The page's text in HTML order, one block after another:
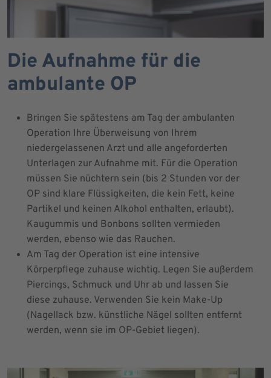
Die Aufnahme für die
ambulante OP
Bringen Sie spätestens am Tag der ambulanten
Operation Ihre Überweisung von Ihrem
niedergelassenen Arzt und alle angeforderten
Unterlagen zur Aufnahme mit. Für die Operation
müssen Sie nüchtern sein (bis 2 Stunden vor der
OP sind klare Flüssigkeiten, die kein Fett, keine
Partikel und keinen Alkohol enthalten, erlaubt).
Kaugummis und Bonbons sollten vermieden
werden, ebenso wie das Rauchen.
Am Tag der Operation ist eine intensive
Körperpflege zuhause wichtig. Legen Sie außerdem
Piercings, Schmuck und Uhr ab und lassen Sie
diese zuhause. Verwenden Sie kein Make-Up
(Nagellack bzw. künstliche Nägel sollten entfernt
werden, wenn sie im OP-Gebiet liegen).